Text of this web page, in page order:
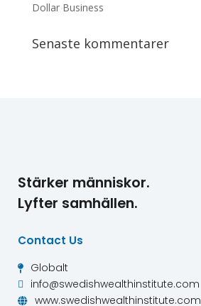
Dollar Business
Senaste kommentarer
Stärker människor.
Lyfter samhällen.
Contact Us
 Globalt
 info@swedishwealthinstitute.com
 www.swedishwealthinstitute.com